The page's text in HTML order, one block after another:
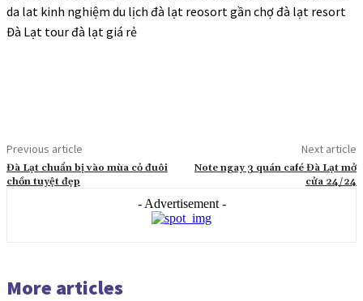
da lat kinh nghiệm du lịch đà lạt reosort gần chợ đà lạt resort
Đà Lạt tour đà lạt giá rẻ
Previous article
Đà Lạt chuẩn bị vào mùa cỏ đuôi
chồn tuyệt đẹp
Next article
Note ngay 3 quán café Đà Lạt mở
cửa 24/24
- Advertisement -
More articles